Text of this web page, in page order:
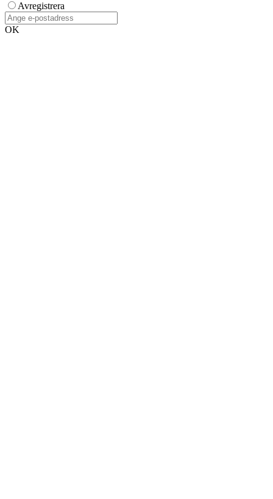
Avregistrera
OK